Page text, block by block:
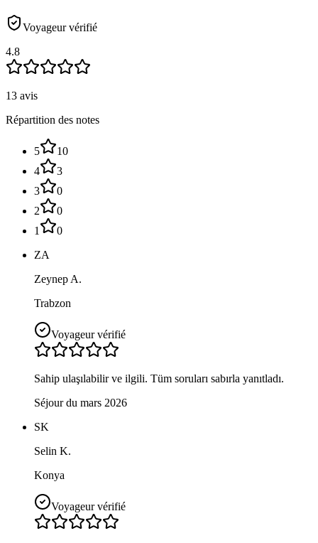
Voyageur vérifié
4.8
13 avis
Répartition des notes
5
10
4
3
3
0
2
0
1
0
ZA
Zeynep A.
Trabzon
Voyageur vérifié
Sahip ulaşılabilir ve ilgili. Tüm soruları sabırla yanıtladı.
Séjour du mars 2026
SK
Selin K.
Konya
Voyageur vérifié